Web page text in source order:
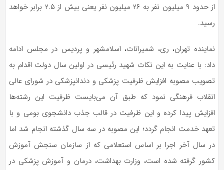
از حدود ۹ میلیون نفر به ۲۶ میلیون نفر یعنی بیش از ۲.۵ برابر خواهد
رسید.
نماینده تهران، ری، شمیرانات، اسلامشهر و پردیس در مجلس ادامه
داد: با عنایت به این نکات شهید رئیسی در اولین سال دولت اقدام به
تصویب مصوبه افزایش ظرفیت پزشکی و دندانپزشکی در شورای عالی
انقلاب فرهنگی نمود که طبق آن می‌بایست ظرفیت این رشته‌ها
افزایش پیدا کرده و این ظرفیت درقالب جذب دانشجوی بومی و با
تعهد خدمت انجام گردد؛ این مصوبه در سه سال گذشته انجام شد اما
در سال آخر اجرا بر اساس استعلامی که از سازمان سنجش آموزش
کشور گرفته شده است، وزارت بهداشت، درمان و آموزش پزشکی در